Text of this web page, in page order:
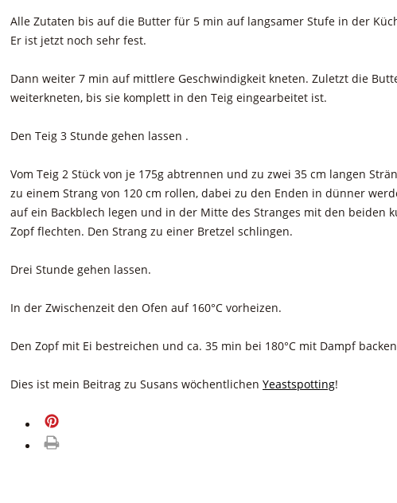
Alle Zutaten bis auf die Butter für 5 min auf langsamer Stufe in der
Er ist jetzt noch sehr fest.
Dann weiter 7 min auf mittlere Geschwindigkeit kneten. Zuletzt die
weiterkneten, bis sie komplett in den Teig eingearbeitet ist.
Den Teig 3 Stunde gehen lassen .
Vom Teig 2 Stück von je 175g abtrennen und zu zwei 35 cm langen
zu einem Strang von 120 cm rollen, dabei zu den Enden in dünner
auf ein Backblech legen und in der Mitte des Stranges mit den beiden
Zopf flechten. Den Strang zu einer Bretzel schlingen.
Drei Stunde gehen lassen.
In der Zwischenzeit den Ofen auf 160°C vorheizen.
Den Zopf mit Ei bestreichen und ca. 35 min bei 180°C mit Dampf
Dies ist mein Beitrag zu Susans wöchentlichen Yeastspotting!